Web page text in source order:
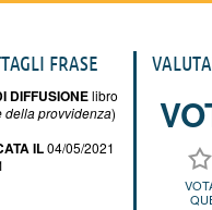
FRASE
DIFFUSIONElibro
della provvidenza)
IL04/05/2021